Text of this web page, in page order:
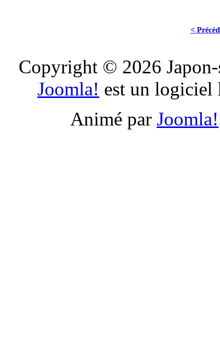
<
Copyright © 2026 Japon-
Joomla! est un
Animé par Joomla!